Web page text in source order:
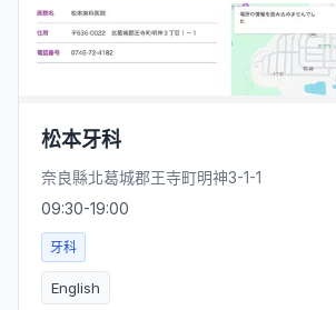
松本牙科
奈良縣北葛城郡王寺町明神3-1-1
09:30-19:00
牙科
English